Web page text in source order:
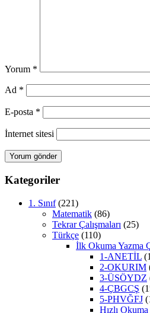
Yorum *
Ad *
E-posta *
İnternet sitesi
Kategoriler
1. Sınıf(221)
Matematik (86)
Tekrar Çalışmaları (25)
Türkçe (110)
İlk Okuma Yazma
1-ANETİL
2-OKURIM
3-ÜSÖYDZ
4-ÇBGCŞ
5-PHVĞFJ
Hızlı Okuma